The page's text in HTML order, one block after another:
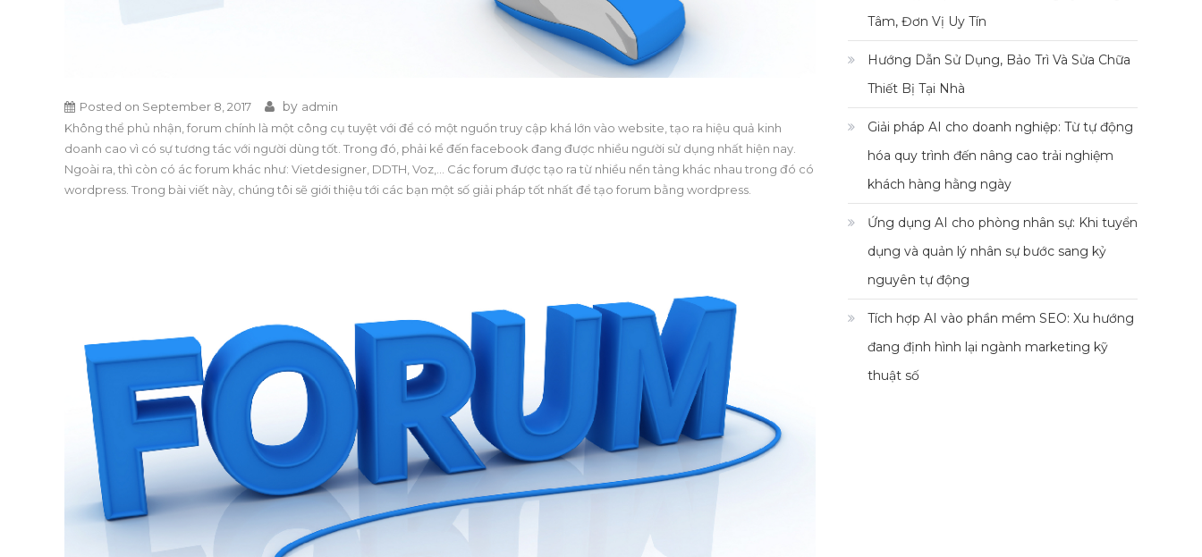
Posted on September 8, 2017 by admin
Không thể phủ nhận, forum chính là một công cụ tuyệt với để có một nguồn truy cập khá lớn vào website, tạo ra hiệu quả kinh
doanh cao vì có sự tương tác với người dùng tốt. Trong đó, phải kể đến facebook đang được nhiều người sử dụng nhất hiện nay.
Ngoài ra, thì còn có ác forum khác như: Vietdesigner, DDTH, Voz,… Các forum được tạo ra từ nhiều nền tảng khác nhau trong đó có
wordpress. Trong bài viết này, chúng tôi sẽ giới thiệu tới các bạn một số giải pháp tốt nhất để tạo forum bằng wordpress.
Tâm, Đơn Vị Uy Tín
Hướng Dẫn Sử Dụng, Bảo Trì Và Sửa Chữa
Thiết Bị Tại Nhà
Giải pháp AI cho doanh nghiệp: Từ tự động
hóa quy trình đến nâng cao trải nghiệm
khách hàng hằng ngày
Ứng dụng AI cho phòng nhân sự: Khi tuyển
dụng và quản lý nhân sự bước sang kỷ
nguyên tự động
Tích hợp AI vào phần mềm SEO: Xu hướng
đang định hình lại ngành marketing kỹ
thuật số